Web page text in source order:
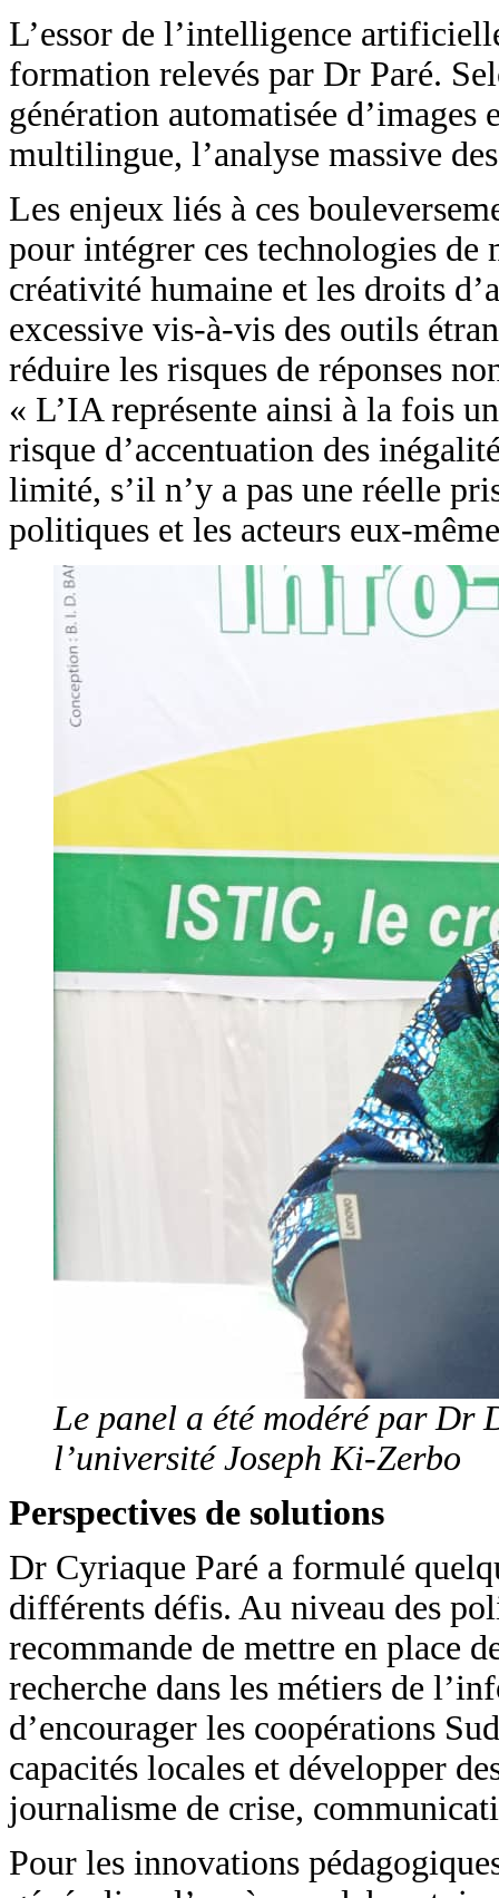
L’essor de l’intelligence
formation relevés par Dr Paré.
génération automatisée
multilingue, l’analyse massive
Les enjeux liés à ces
pour intégrer ces technologies
créativité humaine et les droits
excessive vis-à-vis des outils
réduire les risques de réponses
« L’IA représente ainsi à la fois
risque d’accentuation des
limité, s’il n’y a pas une réelle
politiques et les acteurs eux-
Le panel a été modéré par Dr
l’université Joseph Ki-Zerbo
Perspectives de solutions
Dr Cyriaque Paré a formulé
différents défis. Au niveau des
recommande de mettre en place
recherche dans les métiers de
d’encourager les coopérations
capacités locales et développer
journalisme de crise,
Pour les innovations